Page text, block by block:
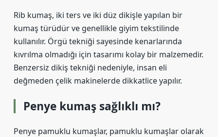
Rib kumaş, iki ters ve iki düz dikişle yapılan bir
kumaş türüdür ve genellikle giyim tekstilinde
kullanılır. Örgü tekniği sayesinde kenarlarında
kıvrılma olmadığı için tasarımı kolay bir malzemedir.
Benzersiz dikiş tekniği nedeniyle, insan eli
değmeden çelik makinelerde dikkatlice yapılır.
Penye kumaş sağlıklı mı?
Penye pamuklu kumaşlar, pamuklu kumaşlar olarak